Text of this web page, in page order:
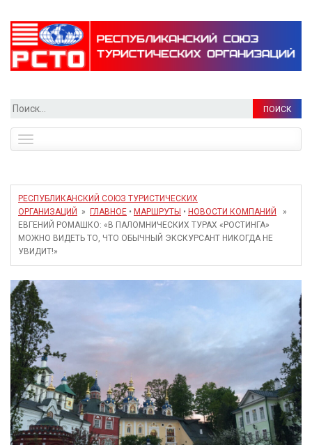
Найти:
navigation
РЕСПУБЛИКАНСКИЙ СОЮЗ ТУРИСТИЧЕСКИХ
ОРГАНИЗАЦИЙ
» ГЛАВНОЕ • МАРШРУТЫ • НОВОСТИ КОМПАНИЙ
»
ЕВГЕНИЙ РОМАШКО: «В ПАЛОМНИЧЕСКИХ ТУРАХ «РОСТИНГА»
МОЖНО ВИДЕТЬ ТО, ЧТО ОБЫЧНЫЙ ЭКСКУРСАНТ НИКОГДА НЕ
УВИДИТ!»